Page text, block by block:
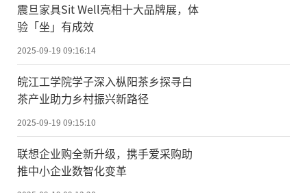
震旦家具Sit Well亮相十大品牌展，体
验「坐」有成效
2025-09-19 09:16:14
皖江工学院学子深入枞阳茶乡探寻白
茶产业助力乡村振兴新路径
2025-09-19 09:15:10
联想企业购全新升级，携手爱采购助
推中小企业数智化变革